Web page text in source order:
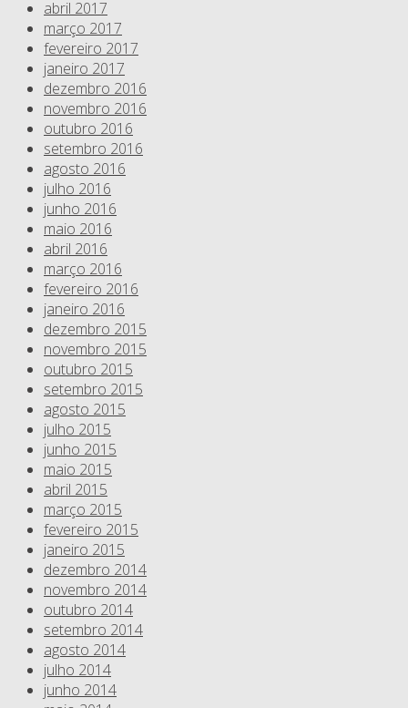
abril 2017
março 2017
fevereiro 2017
janeiro 2017
dezembro 2016
novembro 2016
outubro 2016
setembro 2016
agosto 2016
julho 2016
junho 2016
maio 2016
abril 2016
março 2016
fevereiro 2016
janeiro 2016
dezembro 2015
novembro 2015
outubro 2015
setembro 2015
agosto 2015
julho 2015
junho 2015
maio 2015
abril 2015
março 2015
fevereiro 2015
janeiro 2015
dezembro 2014
novembro 2014
outubro 2014
setembro 2014
agosto 2014
julho 2014
junho 2014